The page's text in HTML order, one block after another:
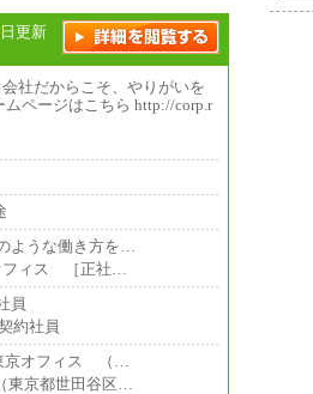
込みの金額です。上限金額
間の残業込み）
260万～340万（フルタイムで
込みの金額です。上限金額
の残業込み）
じて昇給有り。(上限あり)
ての補足：事務系職務限定
日更新
社だからこそ、やりがいを
ページはこちら http://corp.r
ような働き方を…
フィス ［正社…
員
約社員
京オフィス （…
東京都世田谷区…